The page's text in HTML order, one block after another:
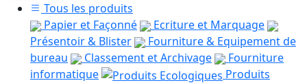
Tous les produits
Papier et Façonné
Ecriture et Marquage
Présentoir & Blister
Fourniture & Equipement de
bureau
Classement et Archivage
Fourniture
informatique
Produits